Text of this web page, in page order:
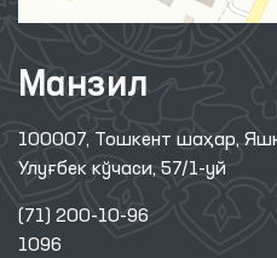
Манзил
100007, Тошкент шаҳар,
Улуғбек кўчаси, 57/1-уй
(71) 200-10-96
1096